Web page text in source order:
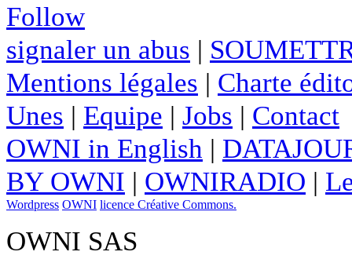
Follow
signaler un abus |
Mentions légales | Charte
Unes | Equipe | Jobs | Contact
OWNI in English |
BY OWNI | OWNIRADIO |
Wordpress OWNI licence Créative Commons.
OWNI SAS